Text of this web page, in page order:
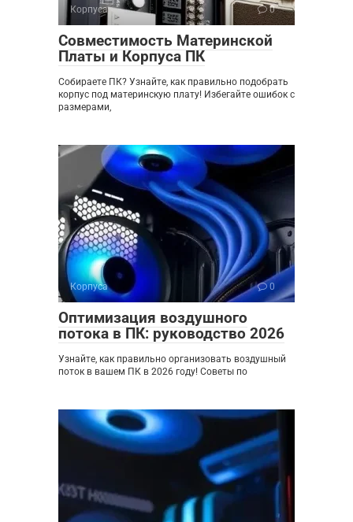
Корпуса 0
Совместимость Материнской
Платы и Корпуса ПК
Собираете ПК? Узнайте, как правильно подобрать
корпус под материнскую плату! Избегайте ошибок с
размерами,
Корпуса 0
Оптимизация воздушного
потока в ПК: руководство 2026
Узнайте, как правильно организовать воздушный
поток в вашем ПК в 2026 году! Советы по